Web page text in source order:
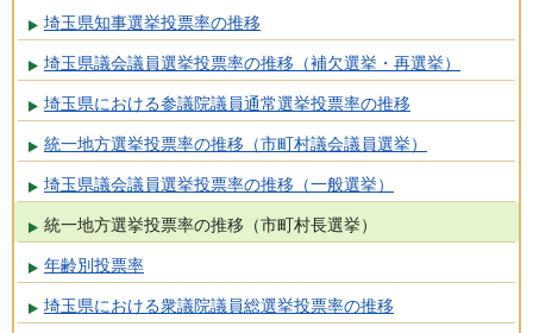
埼玉県知事選挙投票率の推移
埼玉県議会議員選挙投票率の推移（補欠選挙・再選挙）
埼玉県における参議院議員通常選挙投票率の推移
統一地方選挙投票率の推移（市町村議会議員選挙）
埼玉県議会議員選挙投票率の推移（一般選挙）
統一地方選挙投票率の推移（市町村長選挙）
年齢別投票率
埼玉県における衆議院議員総選挙投票率の推移